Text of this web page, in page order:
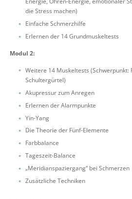
die Stress machen)
Einfache Schmerzhilfe
Erlernen der 14 Grundmuskeltests
Modul 2:
Weitere 14 Muskeltests (Schwerpunkt:
Schultergürtel)
Akupressur zum Anregen
Erlernen der Alarmpunkte
Yin-Yang
Die Theorie der Fünf-Elemente
Farbbalance
Tageszeit-Balance
„Meridianspaziergang“ bei Schmerzen
Zusätzliche Techniken